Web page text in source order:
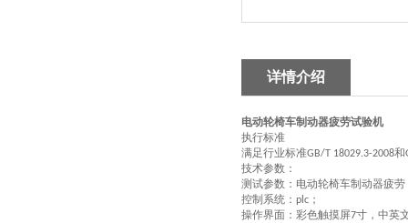
详情介绍
电动轮椅车制动器疲劳试验机
执行标准
满足行业标准GB/T 18029.3-2008和
技术参数：
测试参数：电动轮椅车制动器疲
控制系统： plc ；
操作界面：彩色触摸屏7寸，中英